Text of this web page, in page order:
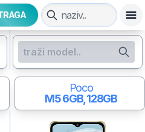
Poco
M56GB, 128GB